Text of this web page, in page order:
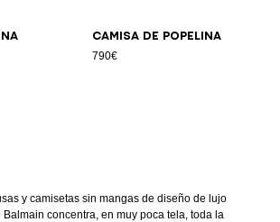
Camisa de popelina
790€
y camisetas sin mangas de diseño de lujo
concentra, en muy poca tela, toda la